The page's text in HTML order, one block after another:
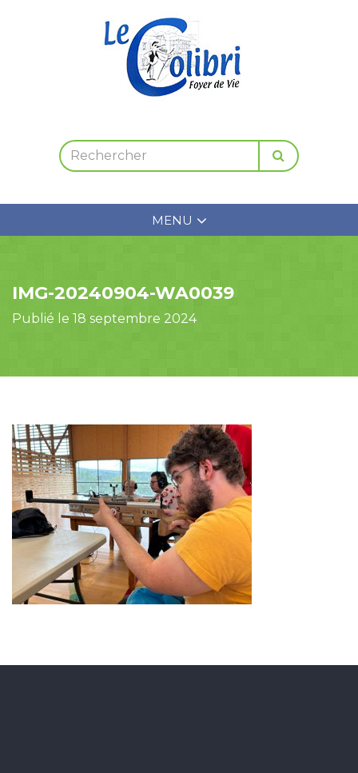
MENU
IMG-20240904-WA0039
Publié le 18 septembre 2024